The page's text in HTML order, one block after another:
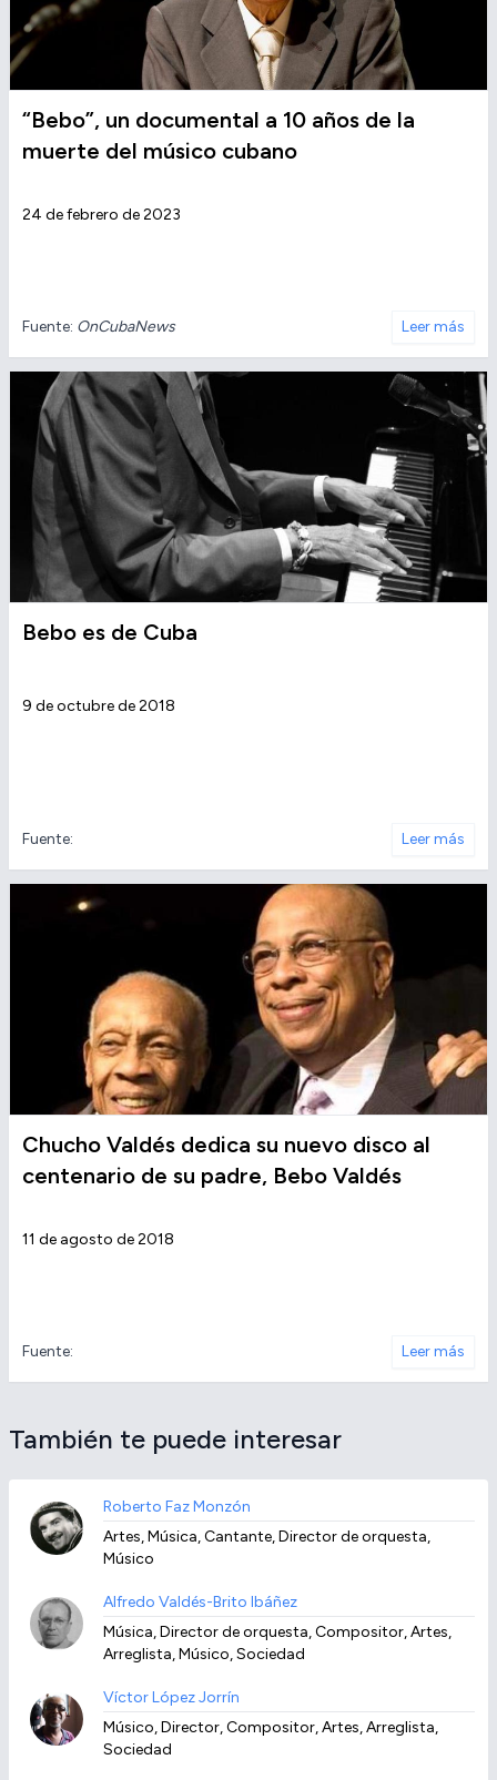
“Bebo”, un documental a 10 años de la
muerte del músico cubano
24 de febrero de 2023
Fuente: OnCubaNews Leer más
Bebo es de Cuba
9 de octubre de 2018
Fuente: Leer más
Chucho Valdés dedica su nuevo disco al
centenario de su padre, Bebo Valdés
11 de agosto de 2018
Fuente: Leer más
También te puede interesar
Roberto Faz Monzón
Artes, Música, Cantante, Director de orquesta,
Músico
Alfredo Valdés-Brito Ibáñez
Música, Director de orquesta, Compositor, Artes,
Arreglista, Músico, Sociedad
Víctor López Jorrín
Músico, Director, Compositor, Artes, Arreglista,
Sociedad